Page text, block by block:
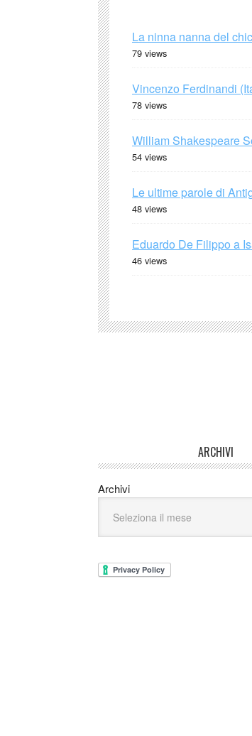
La ninna nanna del
79 views
Vincenzo Ferdinandi
78 views
William Shakespeare
54 views
Le ultime parole di
48 views
Eduardo De Filippo a
46 views
ARCHIVI
Archivi